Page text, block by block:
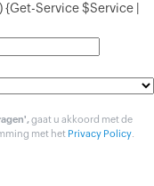
Service $Service |
gaat u akkoord met de
met het Privacy Policy